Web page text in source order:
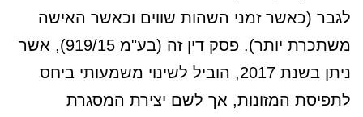
לגבר (כאשר זמני השהות שווים וכאשר האישה
משתכרת יותר). פסק דין זה (בע"מ 919/15), אשר
ניתן בשנת 2017, הוביל לשינוי משמעותי ביחס
לתפיסת המזונות, אך לשם יצירת המסגרת